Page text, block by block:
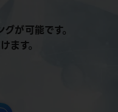
が可能です。
ます。